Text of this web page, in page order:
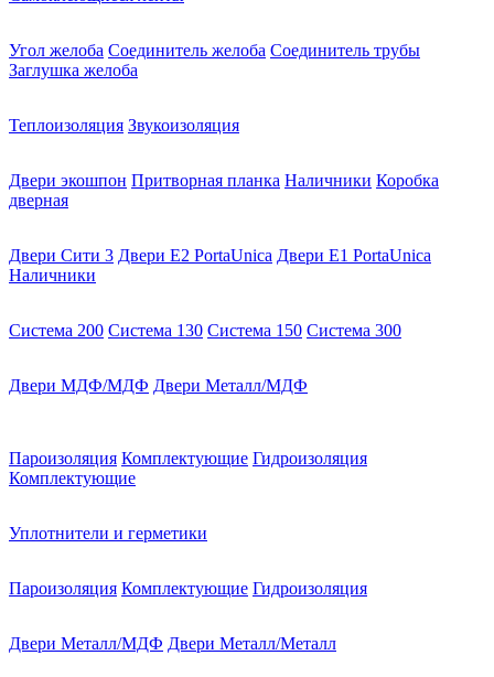
Угол желоба Соединитель желоба Соединитель трубы
Заглушка желоба
Теплоизоляция Звукоизоляция
Двери экошпон Притворная планка Наличники Коробка
дверная
Двери Сити 3 Двери E2 PortaUnica Двери E1 PortaUnica
Наличники
Система 200 Система 130 Система 150 Система 300
Двери МДФ/МДФ Двери Металл/МДФ
Пароизоляция Комплектующие Гидроизоляция
Комплектующие
Уплотнители и герметики
Пароизоляция Комплектующие Гидроизоляция
Двери Металл/МДФ Двери Металл/Металл